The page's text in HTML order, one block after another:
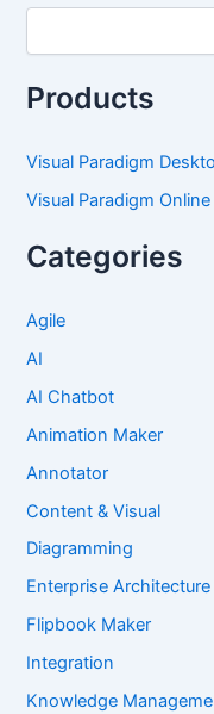
Products
Visual Paradigm
Visual Paradigm Online
Categories
Agile
AI
AI Chatbot
Animation Maker
Annotator
Content & Visual
Diagramming
Enterprise Architecture
Flipbook Maker
Integration
Knowledge